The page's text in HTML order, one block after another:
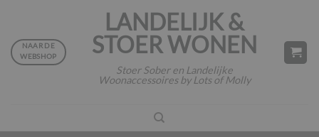
inhoud
LANDELIJK &
STOER WONEN
Stoer Sober en Landelijke
Woonaccessoires by Lots of Molly
NAAR DE
WEBSHOP